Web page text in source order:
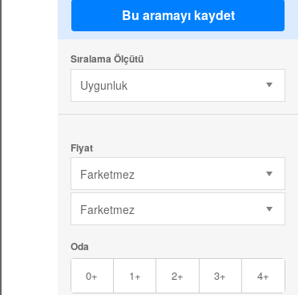
Bu aramayı kaydet
Sıralama Ölçütü
Uygunluk
Fiyat
Farketmez
Farketmez
Oda
0+ 1+ 2+ 3+ 4+